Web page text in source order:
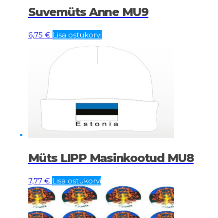
Suvemüts Anne MU9
6,75 € Lisa ostukorvi
Müts LIPP Masinkootud MU8
7,77 € Lisa ostukorvi